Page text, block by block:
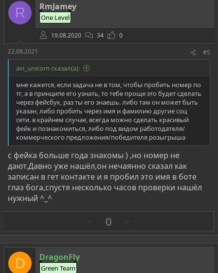
R RmJamey
One Level
19.08.2020 34
0
22.08.2021
#5
avi_unicorn сказал(а):
мне кажется, если задача не в том, чтобы пробить номер по
тг, а в принципе его узнать, то тебе проще это будет сделать
через фейсбук, раз ты его знаешь. либо там он может быть
указан, либо пробить через имя и фамилию другие соц
сети. в крайнем случае, всегда можно сделать красивый
фейк и познакомиться, либо под видом работодателя/
коммерческого предложения/победителя розыгрыша
с фейка больше года знакомы ) ,но номер не
дают.Давно уже нашёл,он нечаянно сказал как
записан в гет контакте и я пробил это имя в боте
глаз бога,спустя несколько часов проверки нашёл
нужный ^_^
а
0
р
о
D DragonFly
Green Team